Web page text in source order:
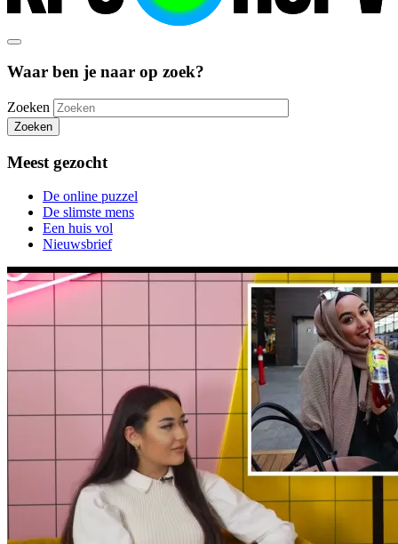
Waar ben je naar op zoek?
Zoeken
Zoeken
Meest gezocht
De online puzzel
De slimste mens
Een huis vol
Nieuwsbrief